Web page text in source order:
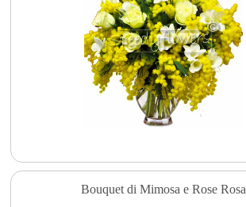
Bouquet di Mimosa e Rose Rosa